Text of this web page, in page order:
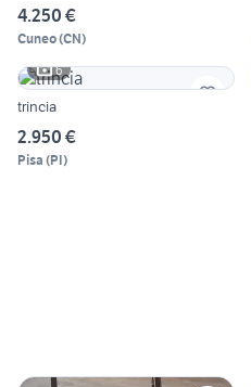
4.250 €
Cuneo(CN)
6
trincia
2.950 €
Pisa (PI)